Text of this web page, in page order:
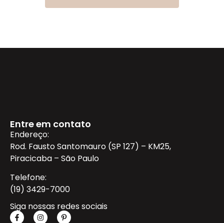
Entre em contato
Endereço:
Rod. Fausto Santomauro (SP 127) – KM25,
Piracicaba – São Paulo
Telefone:
(19) 3429-7000
Siga nossas redes sociais